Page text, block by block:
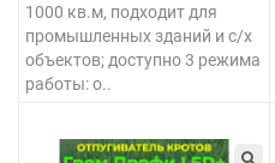
1000 кв.м, подходит для
промышленных зданий и с/х
объектов; доступно 3 режима
работы: о..